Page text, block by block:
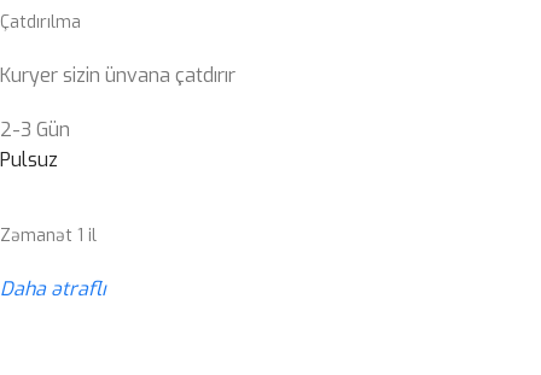
Çatdırılma
Kuryer sizin ünvana çatdırır
2-3 Gün
Pulsuz
Zəmanət 1 il
Daha ətraflı